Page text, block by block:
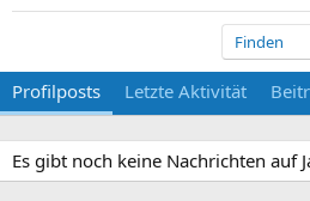
Finden
Profilposts Letzte Aktivität
Es gibt noch keine Nachrichten auf